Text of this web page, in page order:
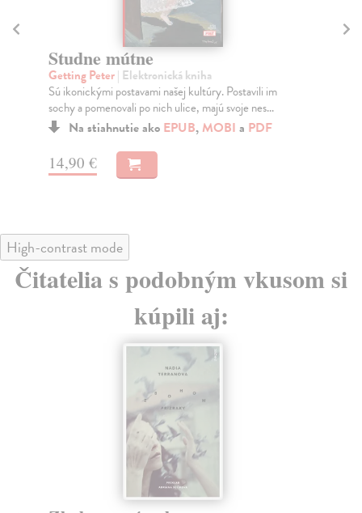
Dejiny písané vodkou
Schrad Lawrence Mark| Elektronická kniha
Vodka v minulom storočí zabila v Rusku viac ľudí ako
Hitler. A zabíja ich dodnes.
Na stiahnutie ako EPUB, MOBI a PDF
12,90 €
High-contrast mode
Čitatelia s podobným vkusom si
kúpili aj: